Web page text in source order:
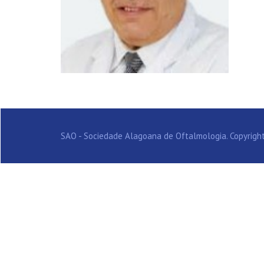
SAO - Sociedade Alagoana de Oftalmologia.